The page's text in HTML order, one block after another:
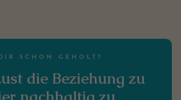
SCHON GEHOLT?
die Beziehung zu